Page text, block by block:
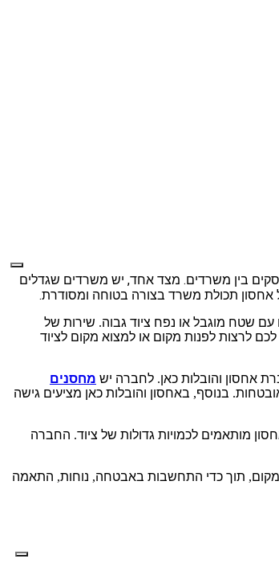
בין משרדים. מצד אחד, יש משרדים שגדלים
אחסון תכולת משרד בצורה בטוחה ומסודרת.
עם שטח מוגבל או נפח ציוד גבוה. שירות של
לרצות לפנות מקום או למצוא מקום לציוד
אחסון והובלות כאן. לחברה יש מחסנים
. בנוסף, באחסון והובלות כאן מציעים גישה
מותאמים לכמויות גדולות של ציוד. החברה
, תוך כדי התחשבות באבטחה, נוחות, התאמה